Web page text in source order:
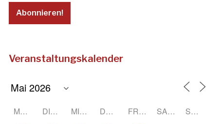
Veranstaltungskalender
MONTAG DIENSTAG MITTWOCH DONNERSTAG FREITAG SAMSTAG SONNTAG